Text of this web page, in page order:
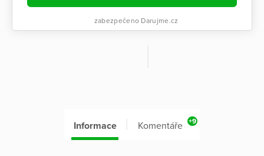
zabezpečeno Darujme.cz
Informace Komentáře +9